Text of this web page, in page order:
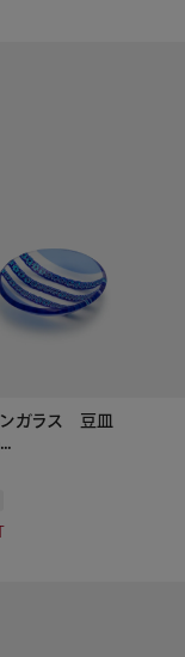
ンガラス 豆皿